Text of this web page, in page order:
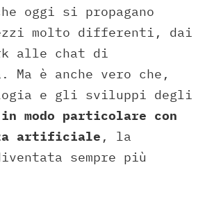
oggi si propagano
molto differenti, dai
alle chat di
Ma è anche vero che,
e gli sviluppi degli
in modo particolare con
artificiale , la
sempre più